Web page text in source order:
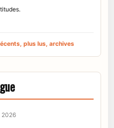
plus lus, archives